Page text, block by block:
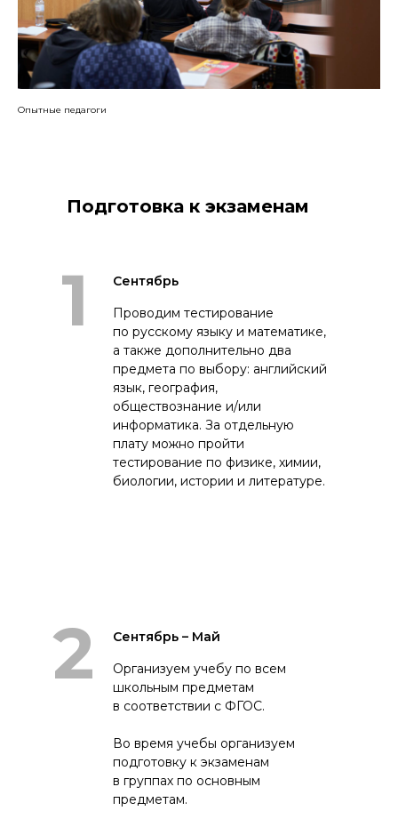
Опытные педагоги
Подготовка к экзаменам
1
Проводим тестирование
по русскому языку и математике,
а также дополнительно два
предмета по выбору: английский
язык, география,
обществознание и/или
информатика. За отдельную
плату можно пройти
тестирование по физике, химии,
биологии, истории и литературе.
Сентябрь
2
Организуем учебу по всем
школьным предметам
в соответствии с ФГОС.
Во время учебы организуем
подготовку к экзаменам
в группах по основным
предметам.
Сентябрь – Май